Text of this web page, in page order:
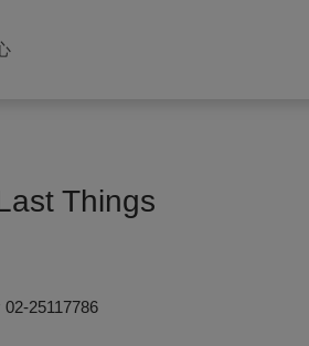
Things
02-25117786